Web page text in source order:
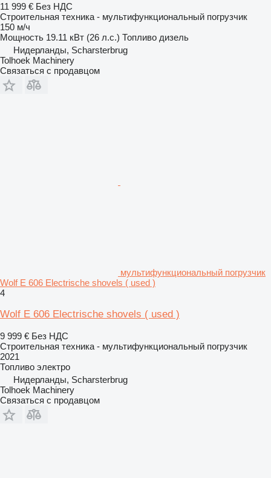
11 999 € Без НДС
Строительная техника - мультифункциональный погрузчик
150 м/ч
Мощность 19.11 кВт (26 л.с.) Топливо дизель
Нидерланды, Scharsterbrug
Tolhoek Machinery
Связаться с продавцом
мультифункциональный погрузчик
Wolf E 606 Electrische shovels ( used )
4
Wolf E 606 Electrische shovels ( used )
9 999 € Без НДС
Строительная техника - мультифункциональный погрузчик
2021
Топливо электро
Нидерланды, Scharsterbrug
Tolhoek Machinery
Связаться с продавцом